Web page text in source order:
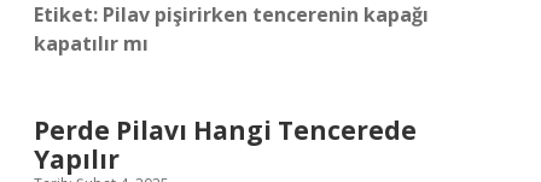
Etiket: Pilav pişirirken tencerenin kapağı
kapatılır mı
Perde Pilavı Hangi Tencerede
Yapılır